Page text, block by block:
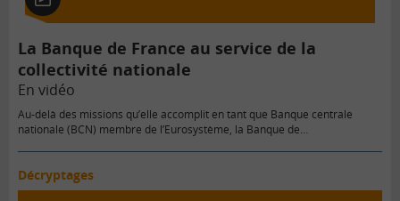
En
vidéo
La Banque de France au service de la
collectivité nationale
En vidéo
Au-delà des missions qu’elle accomplit en tant que Banque centrale
nationale (BCN) membre de l’Eurosystème, la Banque de…
Décryptages